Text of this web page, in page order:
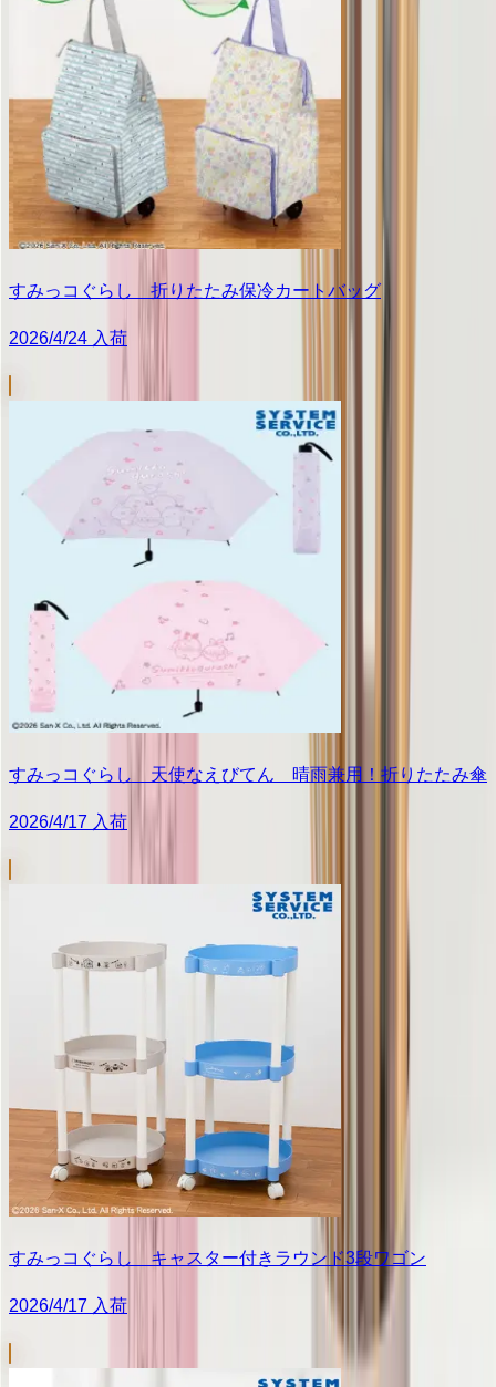
すみっコぐらし 折りたたみ保冷カートバッグ
2026/4/24 入荷
すみっコぐらし 天使なえびてん 晴雨兼用！折りたたみ傘
2026/4/17 入荷
すみっコぐらし キャスター付きラウンド3段ワゴン
2026/4/17 入荷